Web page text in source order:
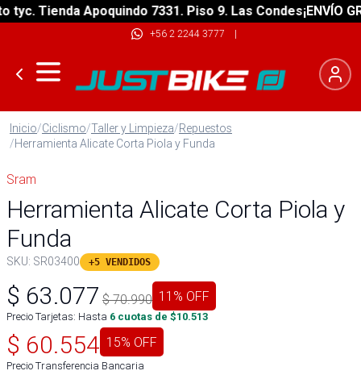
Tienda Apoquindo 7331. Piso 9. Las Condes¡ENVÍO
+56 2 2244 3777 |
Inicio/Ciclismo/Taller y Limpieza/Repuestos
/Herramienta Alicate Corta Piola y Funda
Sram
Herramienta Alicate Corta Piola y
Funda
SKU: SR03400 +5 VENDIDOS
$ 63.077 $70.990 11 % OFF
Precio Tarjetas: Hasta 6 cuotas de $10.513
$ 60.554 15% OFF
Precio Transferencia Bancaria